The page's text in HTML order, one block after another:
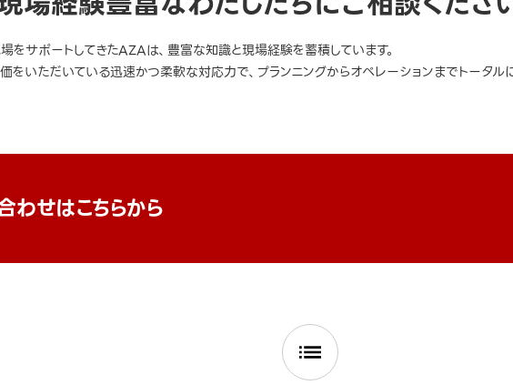
をサポートしてきたAZAは、豊富な知識と現場経験を蓄積しています。
をいただいている迅速かつ柔軟な対応力で、プランニングからオペレーションまでトータル
わせはこちらから